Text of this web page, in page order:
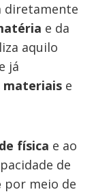
diretamente
e da
aquilo
já
materiais e
física e ao
de
por meio de